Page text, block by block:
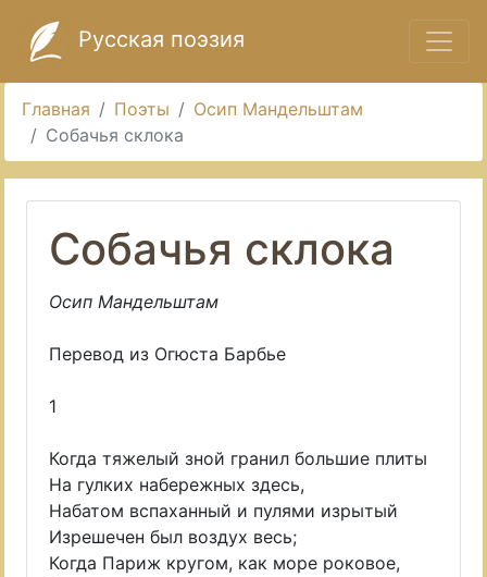
Русская поэзия
Главная Поэты
Осип Мандельштам
Собачья склока
Собачья склока
Осип Мандельштам
Перевод из Огюста Барбье
1
Когда тяжелый зной гранил большие плиты
На гулких набережных здесь,
Набатом вспаханный и пулями изрытый
Изрешечен был воздух весь;
Когда Париж кругом, как море роковое,